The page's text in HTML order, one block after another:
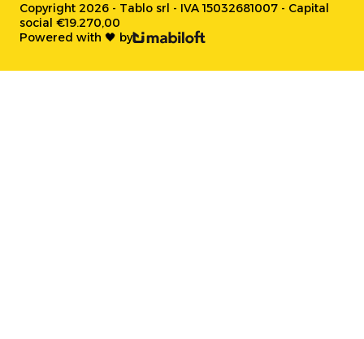
Copyright 2026 - Tablo srl - IVA 15032681007 - Capital
social €19.270,00
Powered with 🖤 by